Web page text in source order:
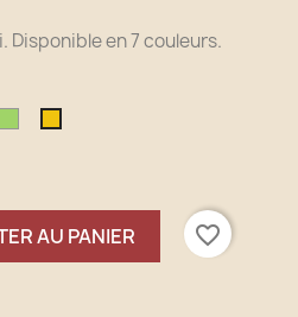
Disponible en 7 couleurs.
AU PANIER favorite_border